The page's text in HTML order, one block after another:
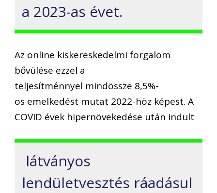
a 2023-as évet.
Az online kiskereskedelmi forgalom
bővülése ezzel a
teljesítménnyel mindössze 8,5%-
os emelkedést mutat 2022-höz képest. A
COVID évek hipernövekedése után indult
látványos
lendületvesztés ráadásul